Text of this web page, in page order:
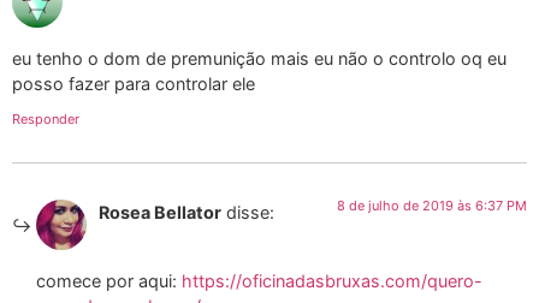
eu tenho o dom de premunição mais eu não o controlo oq eu
posso fazer para controlar ele
Responder
Rosea Bellator disse: 8 de julho de 2019 às 6:37 PM
comece por aqui: https://oficinadasbruxas.com/quero-